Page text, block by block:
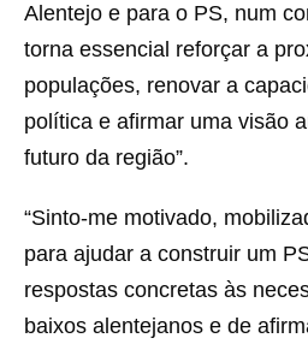
Alentejo e para o PS, num
torna essencial reforçar a
populações, renovar a
política e afirmar uma visão
futuro da região”.
“Sinto-me motivado,
para ajudar a construir um
respostas concretas às
baixos alentejanos e de